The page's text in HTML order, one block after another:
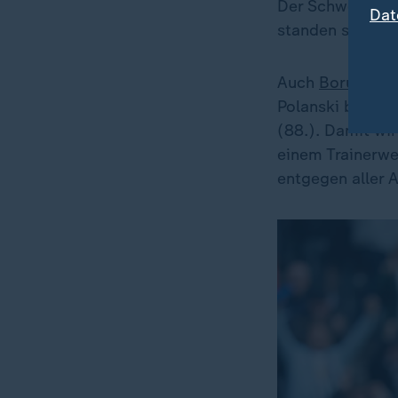
Der Schweizer
standen sechs
Auch Borussia
Polanski
(88.). Damit
einem
entgegen aller